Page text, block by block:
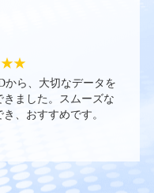
から、大切なデータを
ました。スムーズな
、おすすめです。